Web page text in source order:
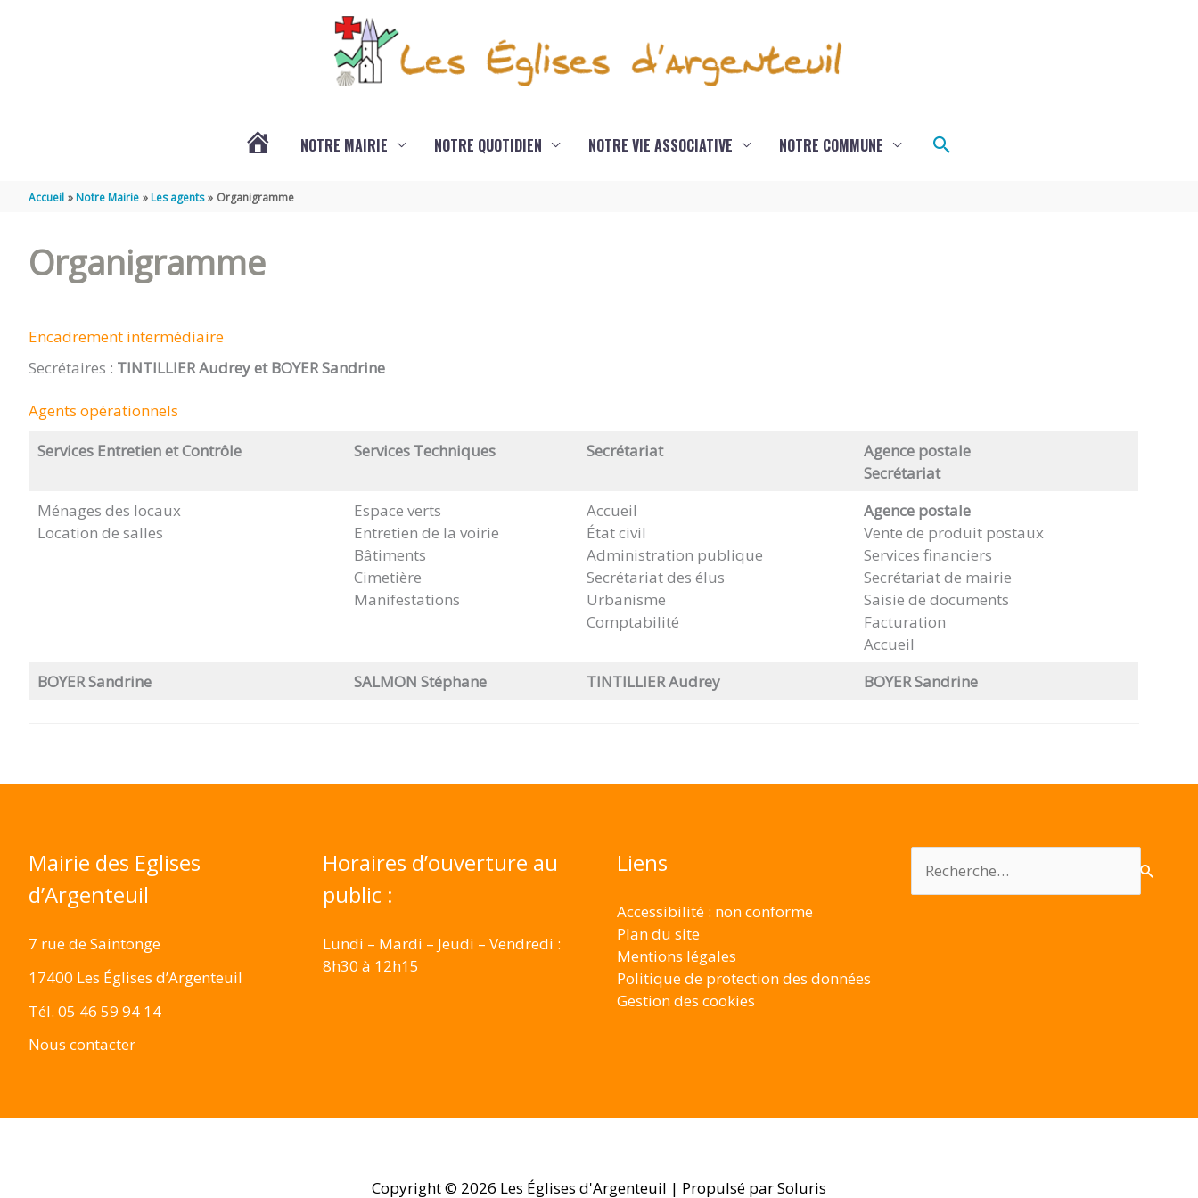
NOTRE MAIRIE NOTRE QUOTIDIEN NOTRE VIE ASSOCIATIVE NOTRE COMMUNE Rechercher
Accueil Notre Mairie Les agents Organigramme
Organigramme
Encadrement intermédiaire
Secrétaires : TINTILLIER Audreyet BOYER Sandrine
Agents opérationnels
Services Entretien et Contrôle
Services Techniques Secrétariat
Agence postale
Secrétariat
Ménages des locaux
Location de salles
Espace verts
Entretien de la voirie
Bâtiments
Cimetière
Manifestations
Accueil
État civil
Administration publique
Secrétariat des élus
Urbanisme
Comptabilité
Agence postale
Vente de produit postaux
Services financiers
Secrétariat de mairie
Saisie de documents
Facturation
Accueil
BOYER Sandrine
SALMON Stéphane TINTILLIER Audrey BOYER Sandrine
Mairie des Eglises
d’Argenteuil
7 rue de Saintonge
17400 Les Églises d’Argenteuil
Tél. 05 46 59 94 14
Nous contacter
Horaires d’ouverture au
public :
Lundi – Mardi – Jeudi – Vendredi :
8h30 à 12h15
Liens
Accessibilité : non conforme
Plan du site
Mentions légales
Politique de protection des données
Gestion des cookies
Copyright © 2026 Les Églises d'Argenteuil | Propulsé par Soluris